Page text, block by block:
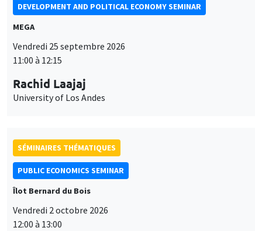
DEVELOPMENT AND POLITICAL ECONOMY SEMINAR
MEGA
Vendredi 25 septembre 2026
11:00 à 12:15
Rachid Laajaj
University of Los Andes
SÉMINAIRES THÉMATIQUES
PUBLIC ECONOMICS SEMINAR
Îlot Bernard du Bois
Vendredi 2 octobre 2026
12:00 à 13:00